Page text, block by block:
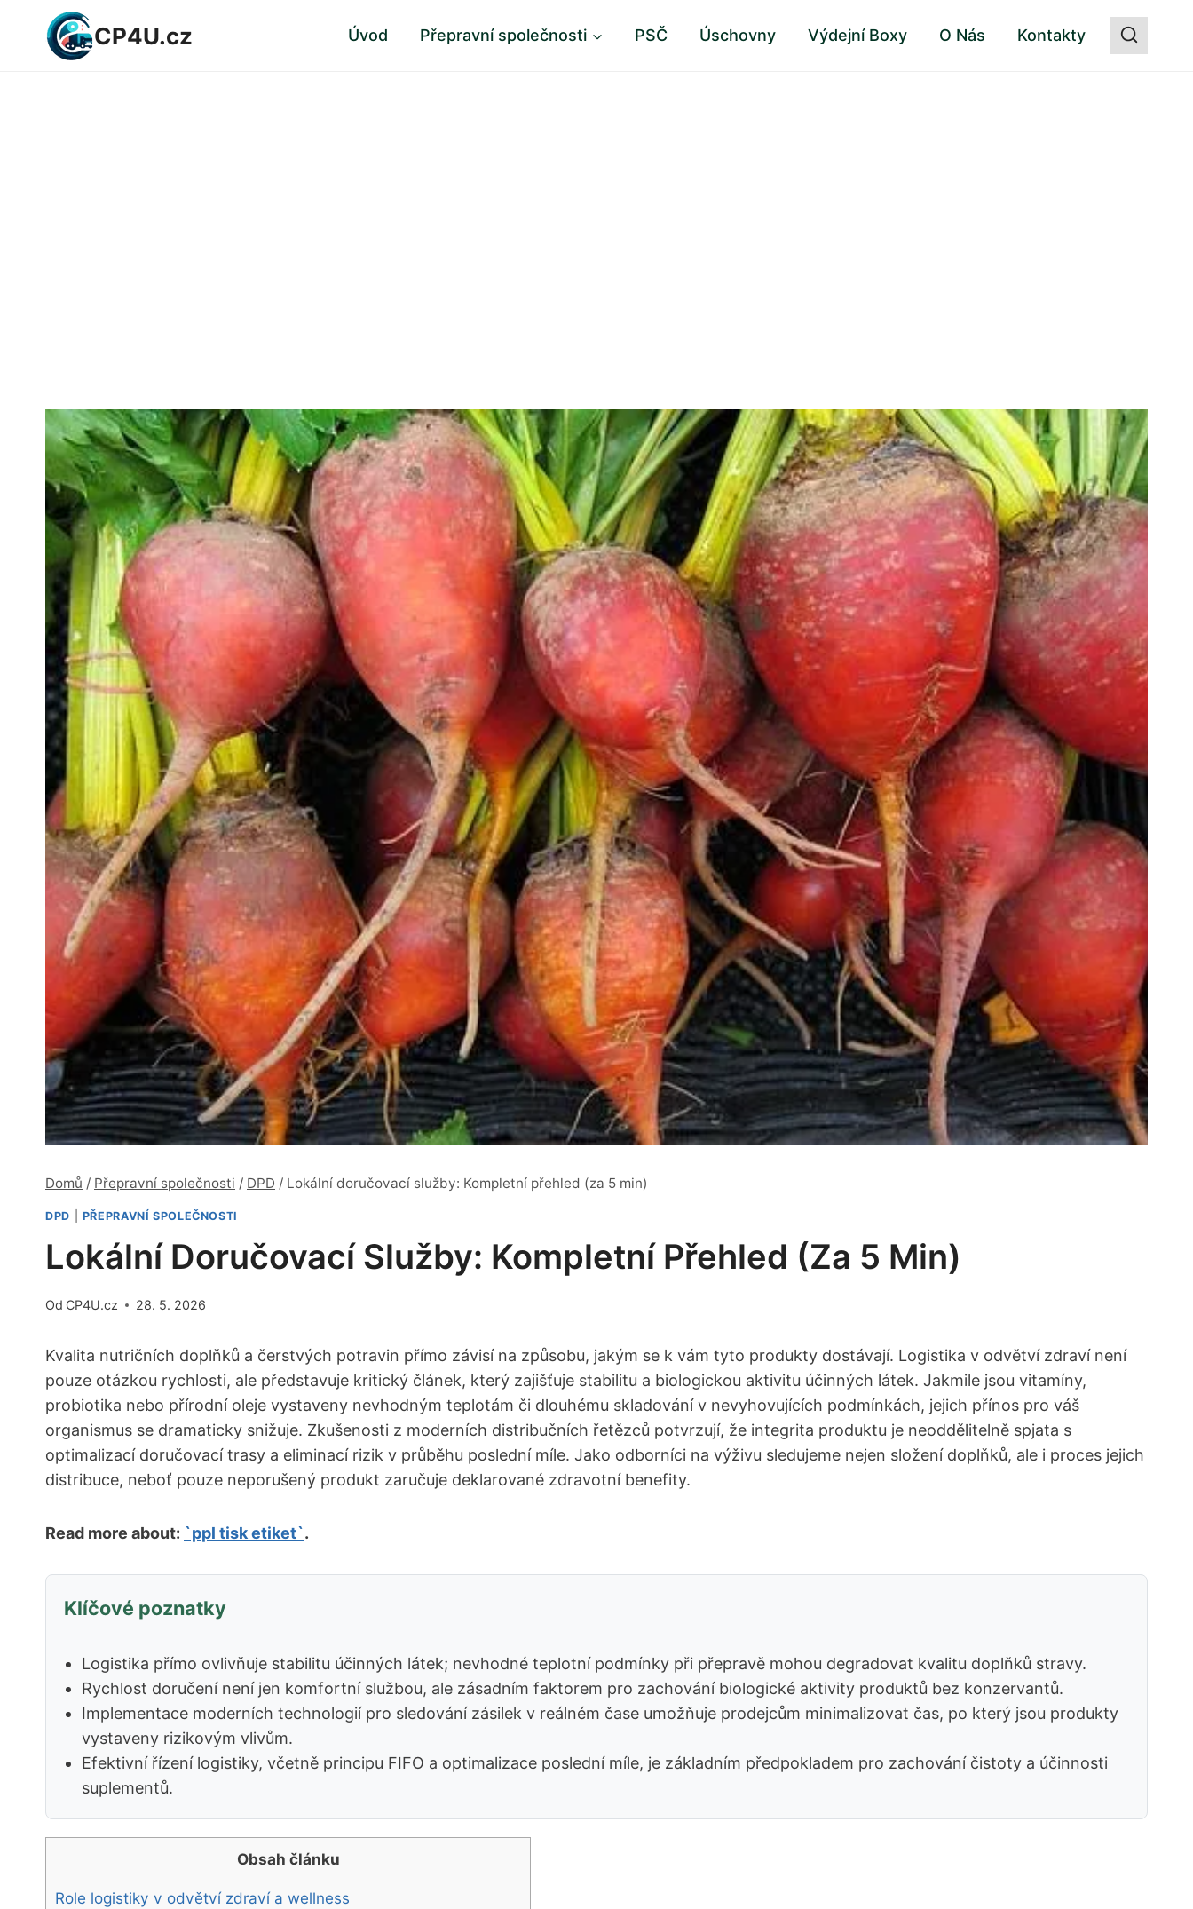
Přeskočit
CP4U.cz Úvod Přepravní společnosti PSČ Úschovny Výdejní Boxy O Nás Kontakty
Domů / Přepravní společnosti / DPD / Lokální doručovací služby: Kompletní přehled (za 5 min)
DPD PŘEPRAVNÍ SPOLEČNOSTI
Lokální Doručovací Služby: Kompletní Přehled (za 5 Min)
Od CP4U.cz 28. 5. 2026
Kvalita nutričních doplňků a čerstvých potravin přímo závisí na způsobu, jakým se k vám tyto produkty dostávají. Logistika v odvětví zdraví není
pouze otázkou rychlosti, ale představuje kritický článek, který zajišťuje stabilitu a biologickou aktivitu účinných látek. Jakmile jsou vitamíny,
probiotika nebo přírodní oleje vystaveny nevhodným teplotám či dlouhému skladování v nevyhovujících podmínkách, jejich přínos pro váš
organismus se dramaticky snižuje. Zkušenosti z moderních distribučních řetězců potvrzují, že integrita produktu je neoddělitelně spjata s
optimalizací doručovací trasy a eliminací rizik v průběhu poslední míle. Jako odborníci na výživu sledujeme nejen složení doplňků, ale i proces jejich
distribuce, neboť pouze neporušený produkt zaručuje deklarované zdravotní benefity.
Read more about: `ppl tisk etiket`.
Klíčové poznatky
Logistika přímo ovlivňuje stabilitu účinných látek; nevhodné teplotní podmínky při přepravě mohou degradovat kvalitu doplňků stravy.
Rychlost doručení není jen komfortní službou, ale zásadním faktorem pro zachování biologické aktivity produktů bez konzervantů.
Implementace moderních technologií pro sledování zásilek v reálném čase umožňuje prodejcům minimalizovat čas, po který jsou produkty
vystaveny rizikovým vlivům.
Efektivní řízení logistiky, včetně principu FIFO a optimalizace poslední míle, je základním předpokladem pro zachování čistoty a účinnosti
suplementů.
Obsah článku
Role logistiky v odvětví zdraví a wellness